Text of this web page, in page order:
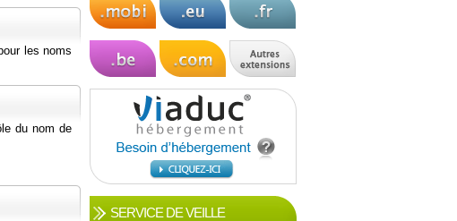
les noms
du nom de
SERVICE DE VEILLE